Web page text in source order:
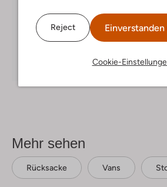
Reject
Cookie-
Entdecke den Look
Mehr sehen
Rücksacke Vans